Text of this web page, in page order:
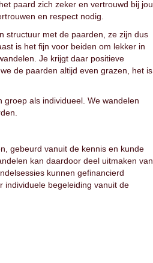
paard zich zeker en vertrouwd bij jou
en respect nodig.
structuur met de paarden, ze zijn dus
is het fijn voor beiden om lekker in
Je krijgt daar positieve
de paarden altijd even grazen, het is
groep als individueel. We wandelen
gebeurd vanuit de kennis en kunde
kan daardoor deel uitmaken van
kunnen gefinancierd
individuele begeleiding vanuit de